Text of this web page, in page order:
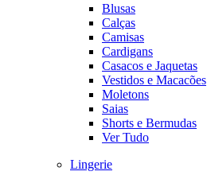
Blusas
Calças
Camisas
Cardigans
Casacos e Jaquetas
Vestidos e Macacões
Moletons
Saias
Shorts e Bermudas
Ver Tudo
Lingerie